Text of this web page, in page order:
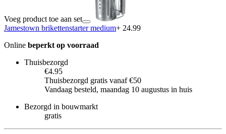
Voeg product toe aan set
Jamestown brikettenstarter medium+ 24.99
Online beperkt op voorraad
Thuisbezorgd
€4.95
Thuisbezorgd gratis vanaf €50
Vandaag besteld, maandag 10 augustus in huis
Bezorgd in bouwmarkt
gratis